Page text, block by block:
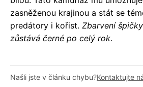
zasněženou krajinou a stát se
predátory i kořist. Zbarvení
zůstává černé po celý rok.
Našli jste v článku chybu?Kontaktujte